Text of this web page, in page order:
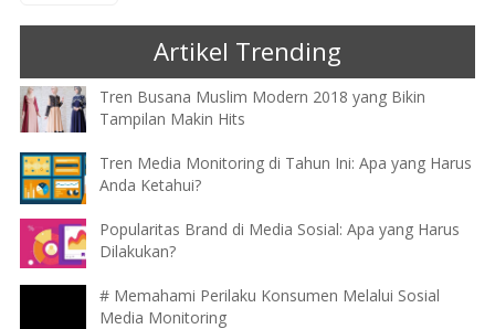
Artikel Trending
Tren Busana Muslim Modern 2018 yang Bikin
Tampilan Makin Hits
Tren Media Monitoring di Tahun Ini: Apa yang Harus
Anda Ketahui?
Popularitas Brand di Media Sosial: Apa yang Harus
Dilakukan?
# Memahami Perilaku Konsumen Melalui Sosial
Media Monitoring